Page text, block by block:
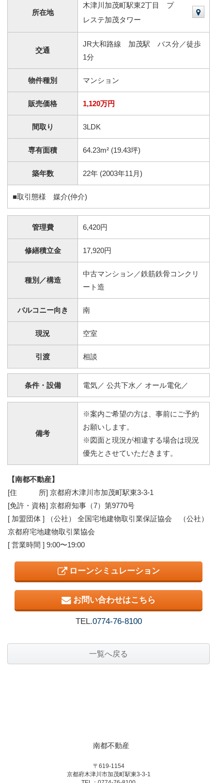
所在地
木津川加茂町駅東2丁目 プ
レステ加茂タワー
交通
JR大和路線 加茂駅 バス分／徒歩
1分
物件種別 マンション
販売価格 1,120万円
間取り 3LDK
専有面積 64.23m² (19.43坪)
築年数 22年 (2003年11月)
■取引態様 媒介(仲介)
管理費 6,420円
修繕積立金 17,920円
種別／構造
中古マンション／鉄筋鉄骨コンクリ
ート造
バルコニー向き 南
現況 空室
引渡 相談
条件・設備 電気／ 公共下水／ オール電化／
備考
※案内ご希望の方は、事前にご予約
お願いします。
※図面と現況が相違する場合は現況
優先とさせていただきます。
【南都不動産】
[住 所] 京都府木津川市加茂町駅東3-3-1
[免許・資格] 京都府知事（7）第9770号
[ 加盟団体 ] （公社） 全国宅地建物取引業保証協会 （公社）
京都府宅地建物取引業協会
[ 営業時間 ] 9:00〜19:00
ローンシミュレーション
お問い合わせはこちら
TEL.0774-76-8100
一覧へ戻る
南都不動産
〒619-1154
京都府木津川市加茂町駅東3-3-1